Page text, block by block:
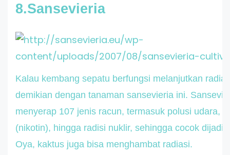
8.Sansevieria
Kalau kembang sepatu berfungsi melanjutkan
demikian dengan tanaman sansevieria ini.
menyerap 107 jenis racun, termasuk polusi udara,
(nikotin), hingga radisi nuklir, sehingga cocok
Oya, kaktus juga bisa menghambat radiasi.